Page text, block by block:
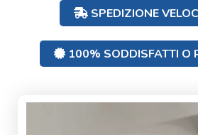
SPEDIZIONE
100% SODDISFATTI O